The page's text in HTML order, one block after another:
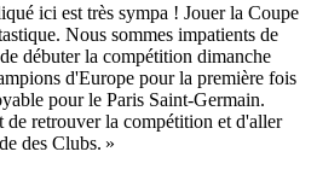
ici est très sympa ! Jouer la Coupe
Nous sommes impatients de
débuter la compétition dimanche
d'Europe pour la première fois
pour le Paris Saint-Germain.
retrouver la compétition et d'aller
des Clubs. »